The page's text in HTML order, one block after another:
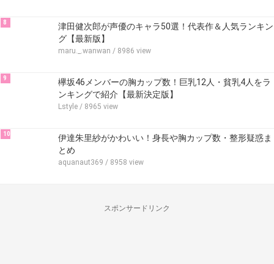
8
津田健次郎が声優のキャラ50選！代表作＆人気ランキン
グ【最新版】
maru._.wanwan / 8986 view
9
欅坂46メンバーの胸カップ数！巨乳12人・貧乳4人をラ
ンキングで紹介【最新決定版】
Lstyle / 8965 view
10
伊達朱里紗がかわいい！身長や胸カップ数・整形疑惑ま
とめ
aquanaut369 / 8958 view
スポンサードリンク